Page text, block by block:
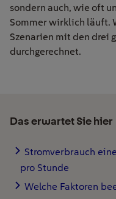
sondern auch, wie oft
Sommer wirklich läuft.
Szenarien mit den drei
durchgerechnet.
Das erwartet Sie hier
Stromverbrauch
pro Stunde
Welche Faktoren